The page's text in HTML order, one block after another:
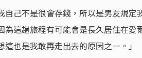
自己不是很會存錢，所以是男友規定
這趟旅程有可能會是長久居住在愛
也是我敢再走出去的原因之一。」